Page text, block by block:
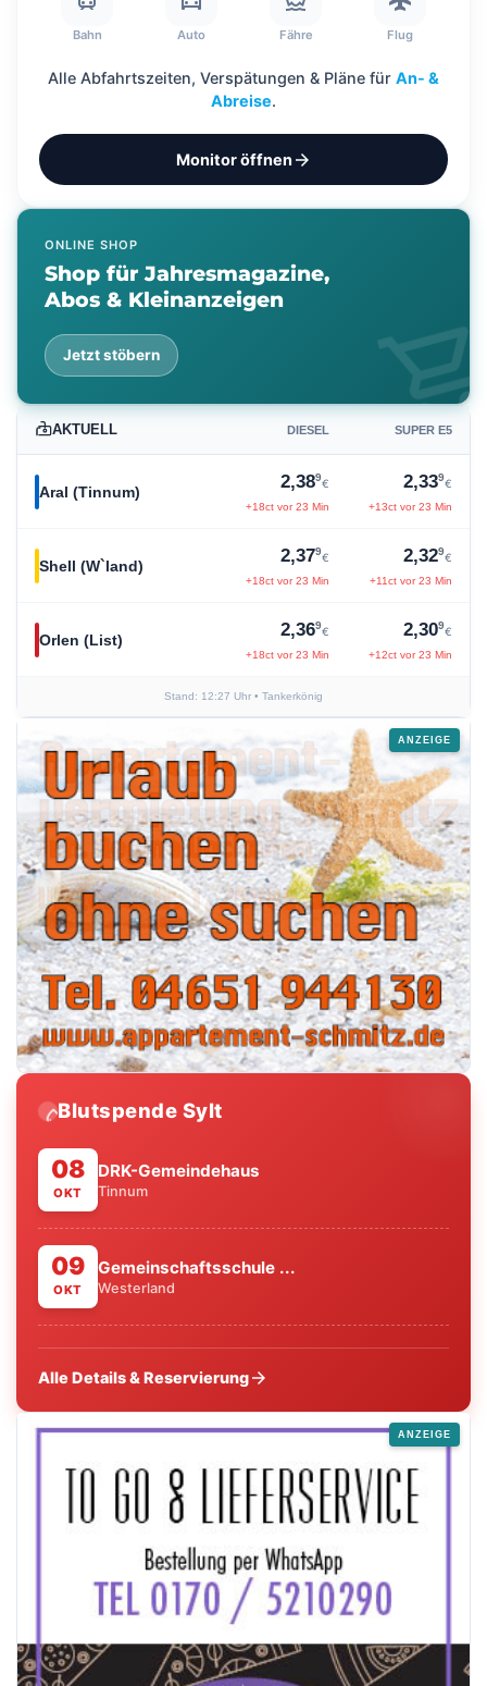
Bahn Auto Fähre Flug
Alle Abfahrtszeiten, Verspätungen & Pläne für An- &
Abreise.
Monitor öffnen arrow_forward
ONLINE SHOP
Shop für Jahresmagazine,
Abos & Kleinanzeigen
Jetzt stöbern
AKTUELL DIESEL SUPER E5
Aral (Tinnum) 2,389
€
+18ct vor 23 Min
2,339
€
+13ct vor 23 Min
Shell (W`land) 2,379
€
+18ct vor 23 Min
2,329
€
+11ct vor 23 Min
Orlen (List) 2,369
€
+18ct vor 23 Min
2,309
€
+12ct vor 23 Min
Stand: 12:27 Uhr • Tankerkönig
water_dropBlutspende Sylt
08
OKT
DRK-Gemeindehaus
Tinnum
09
OKT
Gemeinschaftsschule ...
Westerland
Alle Details & Reservierungarrow_forward